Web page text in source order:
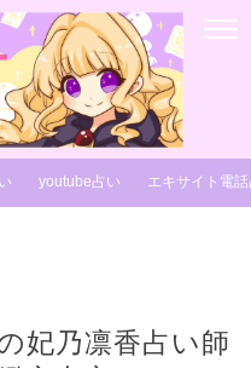
youtube占い エキサイト電
妃乃凛香占い師